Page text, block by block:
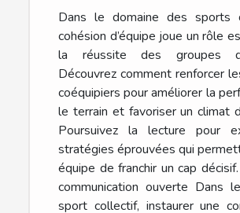
Dans le domaine des sports
cohésion d’équipe joue un rôle
la réussite des groupes
Découvrez comment renforcer
coéquipiers pour améliorer la
le terrain et favoriser un climat
Poursuivez la lecture pour
stratégies éprouvées qui
équipe de franchir un cap
communication ouverte Dans
sport collectif, instaurer une